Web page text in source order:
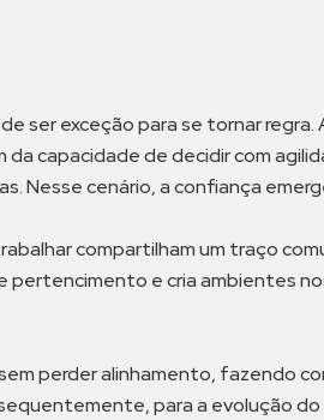
ser exceção para se tornar
capacidade de decidir com
Nesse cenário, a confiança
compartilham um traço
e cria ambientes
perder alinhamento, fazendo
para a evolução do